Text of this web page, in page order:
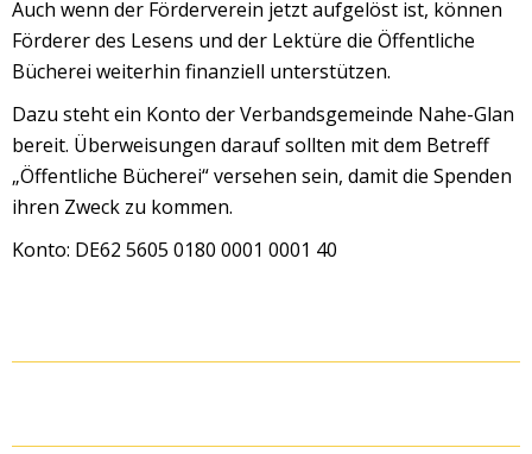
Auch wenn der Förderverein jetzt aufgelöst ist, können
Förderer des Lesens und der Lektüre die Öffentliche
Bücherei weiterhin finanziell unterstützen.
Dazu steht ein Konto der Verbandsgemeinde Nahe-Glan
bereit. Überweisungen darauf sollten mit dem Betreff
„Öffentliche Bücherei“ versehen sein, damit die Spenden
ihren Zweck zu kommen.
Konto: DE62 5605 0180 0001 0001 40